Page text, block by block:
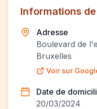
Informations
Adresse
Boulevard de
Bruxelles
Voir sur
Date de
20/03/2024